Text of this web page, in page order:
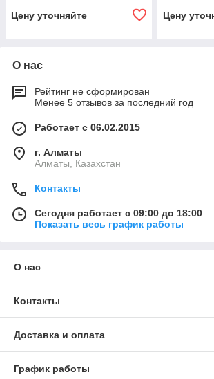
Цену уточняйте Цену
О нас
Рейтинг не сформирован
Менее 5 отзывов за последний год
Работает с 06.02.2015
г. Алматы
Алматы, Казахстан
Контакты
Сегодня работает с 09:00 до 18:00
Показать весь график работы
О нас
Контакты
Доставка и оплата
График работы